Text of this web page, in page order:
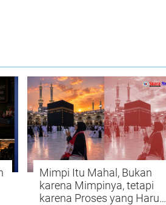
Mimpi Itu Mahal, Bukan
karena Mimpinya, tetapi
karena Proses yang Harus